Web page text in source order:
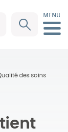
MENU
des soins